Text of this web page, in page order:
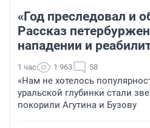
«Год преследовал и
Рассказ
нападении и
1 час 1 963 58
«Нам не хотелось
уральской глубинки стали
покорили Агутина и Бузову